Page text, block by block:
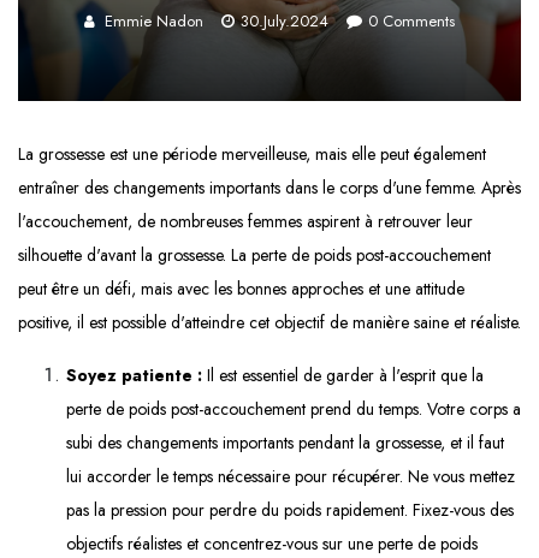
Emmie Nadon 30.July.2024 0Comments
La grossesse est une période merveilleuse, mais elle peut également
entraîner des changements importants dans le corps d'une femme. Après
l'accouchement, de nombreuses femmes aspirent à retrouver leur
silhouette d'avant la grossesse. La perte de poids post-accouchement
peut être un défi, mais avec les bonnes approches et une attitude
positive, il est possible d'atteindre cet objectif de manière saine et réaliste.
Soyez patiente : Il est essentiel de garder à l'esprit que la
perte de poids post-accouchement prend du temps. Votre corps a
subi des changements importants pendant la grossesse, et il faut
lui accorder le temps nécessaire pour récupérer. Ne vous mettez
pas la pression pour perdre du poids rapidement. Fixez-vous des
objectifs réalistes et concentrez-vous sur une perte de poids